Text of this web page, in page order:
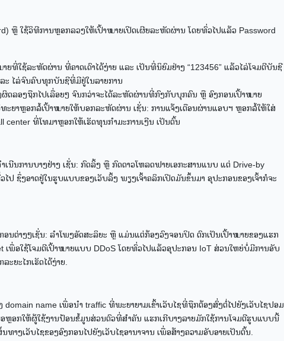
ຫຼື ໃຊ້ວິທີການຫຼອກລວງໃຫ້ເປົ້າໝາຍເປີດເຜີຍລະຫັດຜ່ານ ໂດຍທົ່ວໄປແລ້ວ Password
ຍທີ່ໃຊ້ລະຫັດຜ່ານ ທີ່ຄາດເດົາໄດ້ງ່າຍ ແລະ ເປັນທີ່ນິຍົມຢ່າງ “123456” ແລ້ວໄລ່ໂຈມຕີບັນຊີ
ະ ໄລ່ຈົນຄົບທຸກບັນຊີທີ່ມີຢູ່ໃນລາຍການ
ດລອງຖືກໄປເລື່ອຍໆ ຈົນກວ່າຈະໄດ້ລະຫັດຜ່ານທີ່ກົງກັບບຸກຄົນ ຫຼື ອົງກອນເປົ້າໝາຍ
ຍາຫຼອກລໍ້ເປົ້າໝາຍໃຫ້ບອກລະຫັດຜ່ານ ເຊັ່ນ: ການແຈ້ງເຕືອນຜ່ານແອບຯ ຫຼອກລໍ້ໃຫ້ໃສ່
center ທີ່ໂທມາຫຼອກໃຫ້ເຮັດທຸນກຳມະການເງີນ ເປັນຕົ້ນ
ເນີນການບາງຢ່າງ ເຊັ່ນ: ກົດລິ້ງ ຫຼື ກົດດາວໂຫລດຟາຍເອກະສານແນບ ແຕ່ Drive-by
ປ ຊຶ່ງອາດຢູ່ໃນຮູບແບບຂອງເວັບລິ້ງ ພຽງເຈົ້າຄລິກເປີດມັນຂຶ້ນມາ ອຸປະກອນຂອງເຈົ້າກໍຈະ
ອນຕ່າງໆເຊັ່ນ: ລຳໂພງອັດສະລິຍະ ຫຼື ແມ່ນແຕ່ກ້ອງວົງຈອນປິດ ຕົກເປັນເປົ້າໝາຍຂອງແຮກ
ພື່ອໃຊ້ໂຈມຕີເປົ້າໝາຍແບບ DDoS ໂດຍທົ່ວໄປແລ້ວອຸປະກອນ IoT ສ່ວນໃຫຍ່ບໍ່ມີການອັບ
ະຍະໄກເຮັດໄດ້ງ່າຍ.
name ເພື່ອນຳ traffic ທີ່ພະຍາຍາມເຂົ້າເວັບໄຊທີ່ຖືກຕ້ອງສົ່ງຕໍ່ໄປຍັງເວັບໄຊປອມ
ຫຼອກໃຫ້ຜູ້ໃຊ້ງານປ້ອນຂໍ້ມູນສ່ວນຕົວທີ່ສຳຄັນ ແຮກເກີບາງລາຍມັກໃຊ້ການໂຈມຕີຮູບແບບນີ້
າງເວັບໄຊຂອງອົງກອນໄປຍັງເວັບໄຊອານາຈານ ເພື່ອສ້າງຄວາມອັບອາຍເປັນຕົ້ນ.